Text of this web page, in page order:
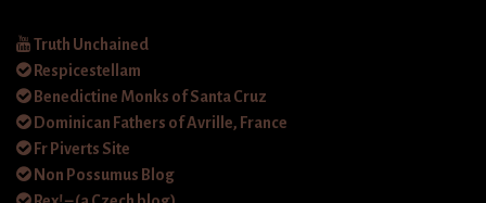
Truth Unchained
Respicestellam
Benedictine Monks of Santa Cruz
Dominican Fathers of Avrille, France
Fr Piverts Site
Non Possumus Blog